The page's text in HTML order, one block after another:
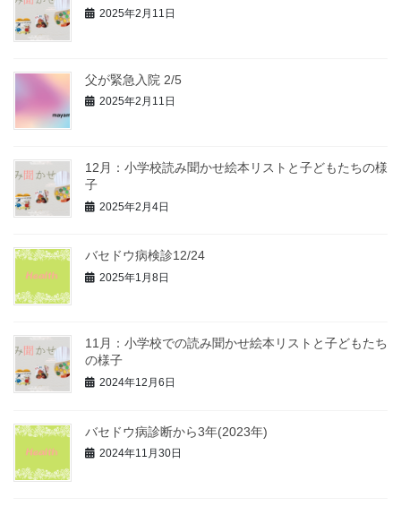
2025年2月11日
父が緊急入院 2/5
2025年2月11日
12月：小学校読み聞かせ絵本リストと子どもたちの様
子
2025年2月4日
バセドウ病検診12/24
2025年1月8日
11月：小学校での読み聞かせ絵本リストと子どもたち
の様子
2024年12月6日
バセドウ病診断から3年(2023年)
2024年11月30日